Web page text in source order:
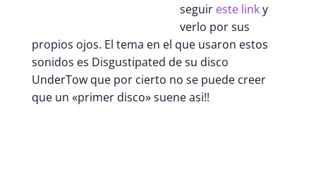
seguir este linky
verlo por sus
propios ojos. El tema en el que usaron estos
sonidos es Disgustipated de su disco
UnderTow que por cierto no se puede creer
que un «primer disco» suene asi!!